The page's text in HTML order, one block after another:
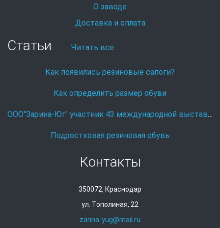
О заводе
Доставка и оплата
Статьи Читать все
Как появились резиновые сапоги?
Как определить размер обуви
ООО"Зарина-Юг" участник 43 международной выставке Охота и рыболовство на Руси.
Подростковая резиновая обувь
Контакты
350072, Краснодар
ул. Тополиная, 22
zarina-yug@mail.ru